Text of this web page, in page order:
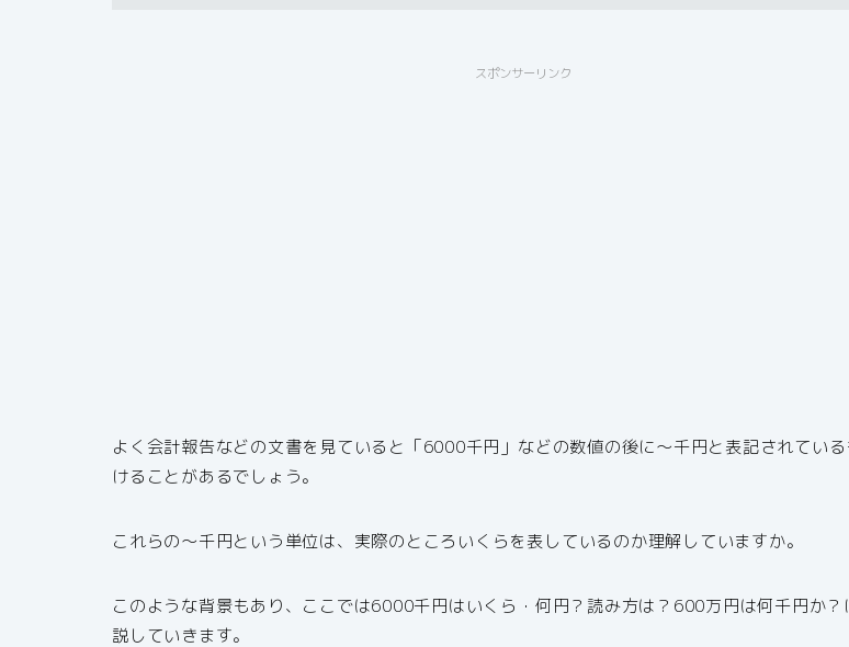
スポンサーリンク
よく会計報告などの文書を見ていると「6000千円」などの数値の後に～千円と表記されてい
けることがあるでしょう。
これらの～千円という単位は、実際のところいくらを表しているのか理解していますか。
このような背景もあり、ここでは6000千円はいくら・何円？読み方は？600万円は何千円か？
説していきます。